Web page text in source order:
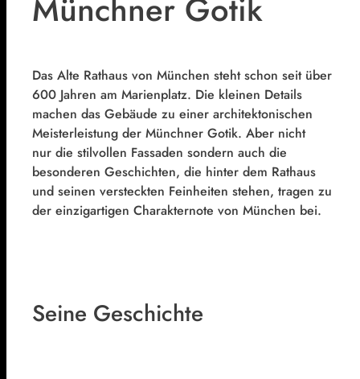
Das Alte Rathaus von München steht schon seit über
600 Jahren am Marienplatz. Die kleinen Details
machen das Gebäude zu einer architektonischen
Meisterleistung der Münchner Gotik. Aber nicht
nur die stilvollen Fassaden sondern auch die
besonderen Geschichten, die hinter dem Rathaus
und seinen versteckten Feinheiten stehen, tragen zu
der einzigartigen Charakternote von München bei.
Seine Geschichte